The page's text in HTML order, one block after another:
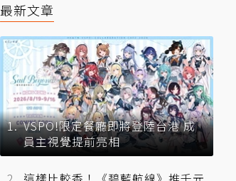
最新文章
VSPO!限定餐廳即將登陸台港 成
員主視覺提前亮相